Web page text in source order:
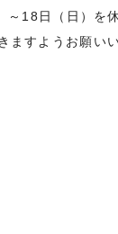
18日（日）を
ますようお願い